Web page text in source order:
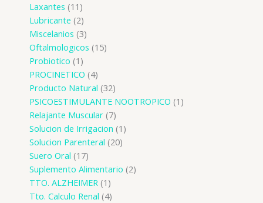
Laxantes 11
Lubricante 2
Miscelanios 3
Oftalmologicos 15
Probiotico 1
PROCINETICO 4
Producto Natural 32
PSICOESTIMULANTE NOOTROPICO 1
Relajante Muscular 7
Solucion de Irrigacion 1
Solucion Parenteral 20
Suero Oral 17
Suplemento Alimentario 2
TTO. ALZHEIMER 1
Tto. Calculo Renal 4